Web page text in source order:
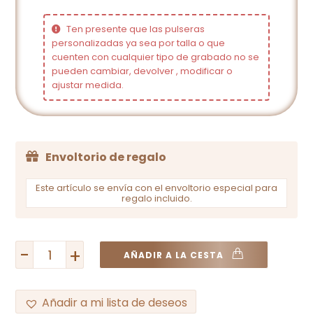
Ten presente que las pulseras
personalizadas ya sea por talla o que
cuenten con cualquier tipo de grabado no se
pueden cambiar, devolver , modificar o
ajustar medida.
Envoltorio de regalo
Este artículo se envía con el envoltorio especial para
regalo incluido.
- + AÑADIR A LA CESTA
Añadir a mi lista de deseos